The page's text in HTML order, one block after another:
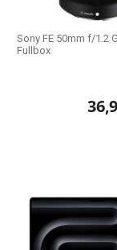
Sony FE 50mm f/1.2
Fullbox